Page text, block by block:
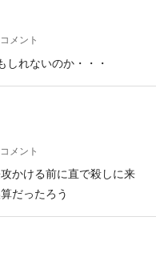
メント
れないのか・・・
メント
かける前に直で殺しに来
だったろう